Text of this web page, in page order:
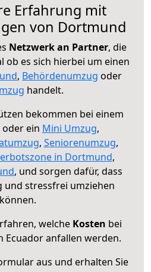
Erfahrung mit
von Dortmund
Netzwerk an Partner, die
ob es sich hierbei um einen
, Behördenumzug oder
handelt.
bekommen bei einem
oder ein Mini Umzug,
, Seniorenumzug,
in Dortmund,
, und sorgen dafür, dass
und stressfrei umziehen
können.
welche Kosten bei
Ecuador anfallen werden.
aus und erhalten Sie